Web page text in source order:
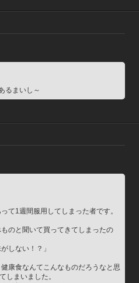
るまいし～
て1週間服用してしまった者です。
のと聞いて買ってきてしまったの
しない！？」
康食なんてこんなものだろうなと思
しまいました。